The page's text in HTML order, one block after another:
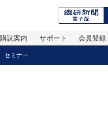
会員登録
サポート
購読案内
セミナー